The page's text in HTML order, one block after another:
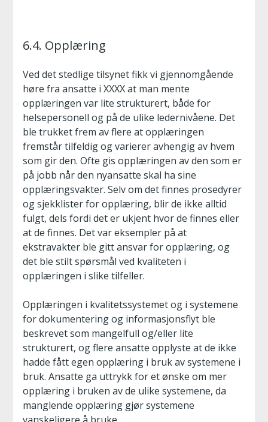
6.4. Opplæring
Ved det stedlige tilsynet fikk vi gjennomgående
høre fra ansatte i XXXX at man mente
opplæringen var lite strukturert, både for
helsepersonell og på de ulike ledernivåene. Det
ble trukket frem av flere at opplæringen
fremstår tilfeldig og varierer avhengig av hvem
som gir den. Ofte gis opplæringen av den som er
på jobb når den nyansatte skal ha sine
opplæringsvakter. Selv om det finnes prosedyrer
og sjekklister for opplæring, blir de ikke alltid
fulgt, dels fordi det er ukjent hvor de finnes eller
at de finnes. Det var eksempler på at
ekstravakter ble gitt ansvar for opplæring, og
det ble stilt spørsmål ved kvaliteten i
opplæringen i slike tilfeller.
Opplæringen i kvalitetssystemet og i systemene
for dokumentering og informasjonsflyt ble
beskrevet som mangelfull og/eller lite
strukturert, og flere ansatte opplyste at de ikke
hadde fått egen opplæring i bruk av systemene i
bruk. Ansatte ga uttrykk for et ønske om mer
opplæring i bruken av de ulike systemene, da
manglende opplæring gjør systemene